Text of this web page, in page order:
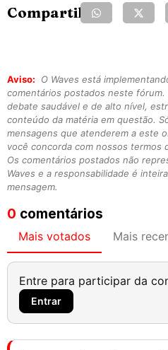
Compartilhe:
Aviso:
O Waves está
comentários postados neste
debate saudável e de alto nível,
conteúdo da matéria em questão.
mensagens que atenderem a este
você concorda com nossos termos
Os comentários postados não
Waves e a responsabilidade é
mensagem.
0 comentários
Mais votados Mais
Entre para participar da
Entrar